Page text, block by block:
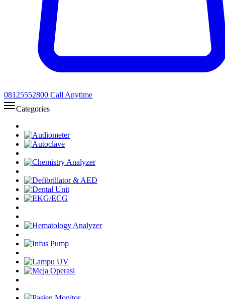
08125552800 Call Anytime
Categories